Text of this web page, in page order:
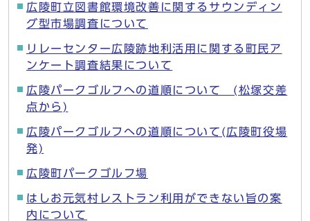
広陵町立図書館環境改善に関するサウンディン
グ型市場調査について
リレーセンター広陵跡地利活用に関する町民ア
ンケート調査結果について
広陵パークゴルフへの道順について (松塚交差
点から)
広陵パークゴルフへの道順について(広陵町役場
発)
広陵町パークゴルフ場
はしお元気村レストラン利用ができない旨の案
内について